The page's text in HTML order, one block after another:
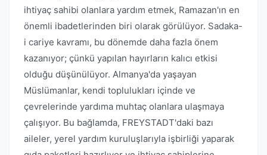
ihtiyaç sahibi olanlara yardım etmek, Ramazan'ın en
önemli ibadetlerinden biri olarak görülüyor. Sadaka-
i cariye kavramı, bu dönemde daha fazla önem
kazanıyor; çünkü yapılan hayırların kalıcı etkisi
olduğu düşünülüyor. Almanya'da yaşayan
Müslümanlar, kendi toplulukları içinde ve
çevrelerinde yardıma muhtaç olanlara ulaşmaya
çalışıyor. Bu bağlamda, FREYSTADT'daki bazı
aileler, yerel yardım kuruluşlarıyla işbirliği yaparak